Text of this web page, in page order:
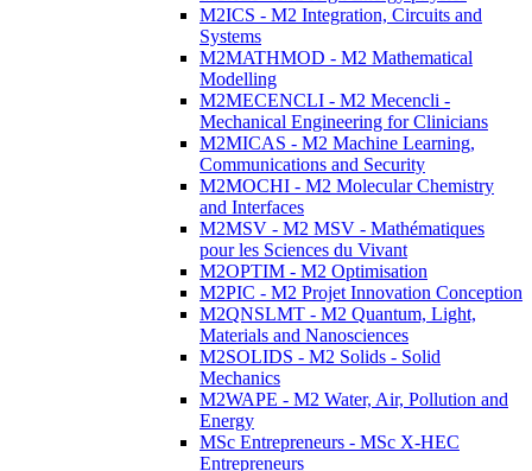
M2ICS - M2 Integration, Circuits and
Systems
M2MATHMOD - M2 Mathematical
Modelling
M2MECENCLI - M2 Mecencli -
Mechanical Engineering for Clinicians
M2MICAS - M2 Machine Learning,
Communications and Security
M2MOCHI - M2 Molecular Chemistry
and Interfaces
M2MSV - M2 MSV - Mathématiques
pour les Sciences du Vivant
M2OPTIM - M2 Optimisation
M2PIC - M2 Projet Innovation Conception
M2QNSLMT - M2 Quantum, Light,
Materials and Nanosciences
M2SOLIDS - M2 Solids - Solid
Mechanics
M2WAPE - M2 Water, Air, Pollution and
Energy
MSc Entrepreneurs - MSc X-HEC
Entrepreneurs